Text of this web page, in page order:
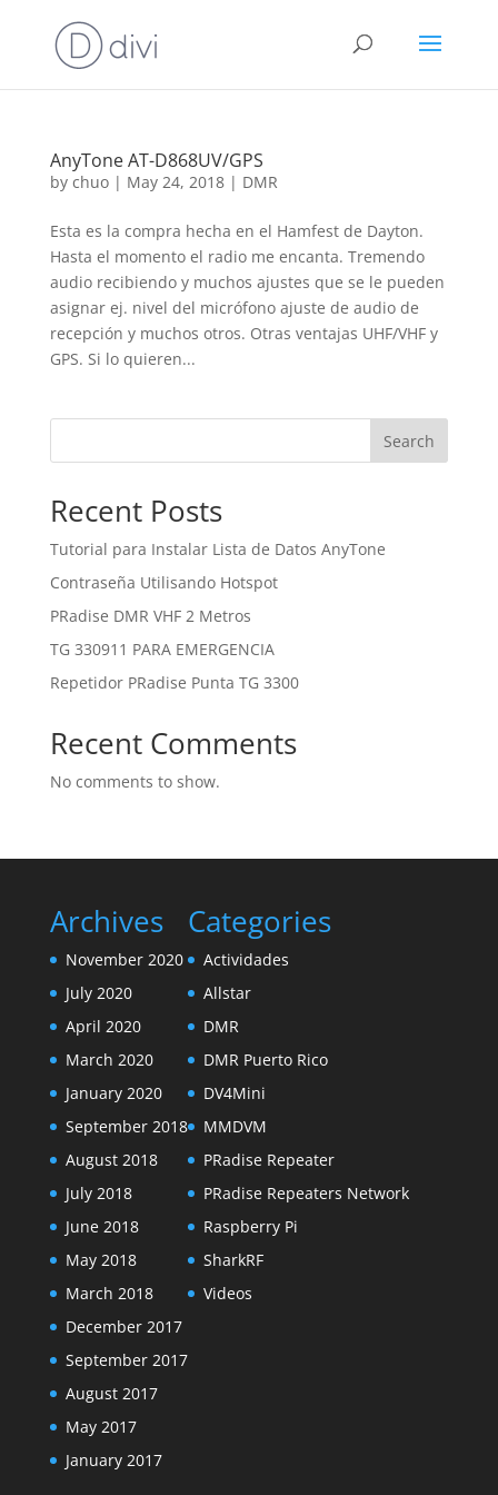
AnyTone AT-D868UV/GPS
by chuo| May 24, 2018| DMR
Esta es la compra hecha en el Hamfest de Dayton.
Hasta el momento el radio me encanta. Tremendo
audio recibiendo y muchos ajustes que se le pueden
asignar ej. nivel del micrófono ajuste de audio de
recepción y muchos otros. Otras ventajas UHF/VHF y
GPS. Si lo quieren...
Search
Recent Posts
Tutorial para Instalar Lista de Datos AnyTone
Contraseña Utilisando Hotspot
PRadise DMR VHF 2 Metros
TG 330911 PARA EMERGENCIA
Repetidor PRadise Punta TG 3300
Recent Comments
No comments to show.
Archives
November 2020
July 2020
April 2020
March 2020
January 2020
September 2018
August 2018
July 2018
June 2018
May 2018
March 2018
December 2017
September 2017
August 2017
May 2017
January 2017
Categories
Actividades
Allstar
DMR
DMR Puerto Rico
DV4Mini
MMDVM
PRadise Repeater
PRadise Repeaters Network
Raspberry Pi
SharkRF
Videos